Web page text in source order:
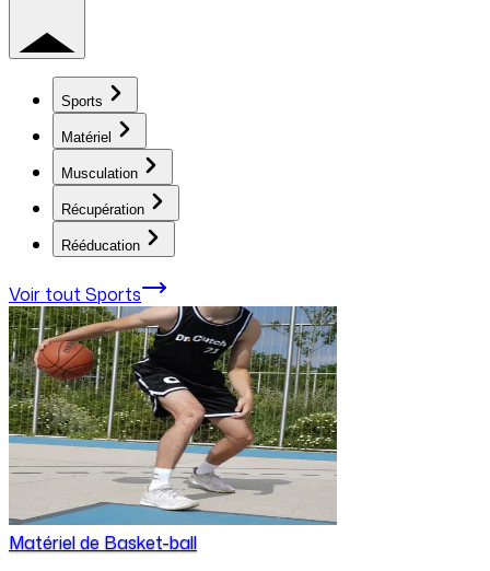
Sports
Matériel
Musculation
Récupération
Rééducation
Voir tout Sports
Matériel de Basket-ball